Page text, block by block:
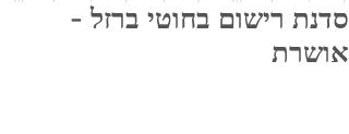
סדנת רישום בחוטי ברזל -
אושרת